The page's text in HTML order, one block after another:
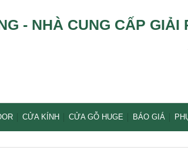
- NHÀ CUNG CẤP
CỬA KÍNH CỬA GỖ HUGE BÁO GIÁ